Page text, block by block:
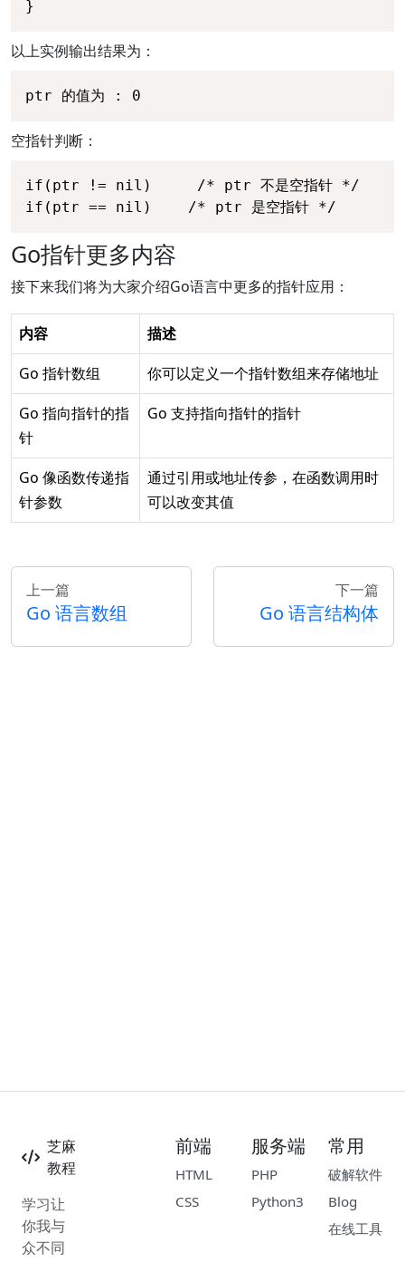
}
以上实例输出结果为：
ptr 的值为 : 0
空指针判断：
if(ptr != nil)     /* ptr 不是空指针 */
if(ptr == nil)    /* ptr 是空指针 */
Go指针更多内容
接下来我们将为大家介绍Go语言中更多的指针应用：
内容
描述
Go 指针数组
你可以定义一个指针数组来存储地址
Go 指向指针的指
针
Go 支持指向指针的指针
Go 像函数传递指
针参数
通过引用或地址传参，在函数调用时
可以改变其值
上一篇
Go 语言数组
下一篇
Go 语言结构体
芝麻
教程
学习让
你我与
众不同
前端
HTML
CSS
服务端
PHP
Python3
常用
破解软件
Blog
在线工具